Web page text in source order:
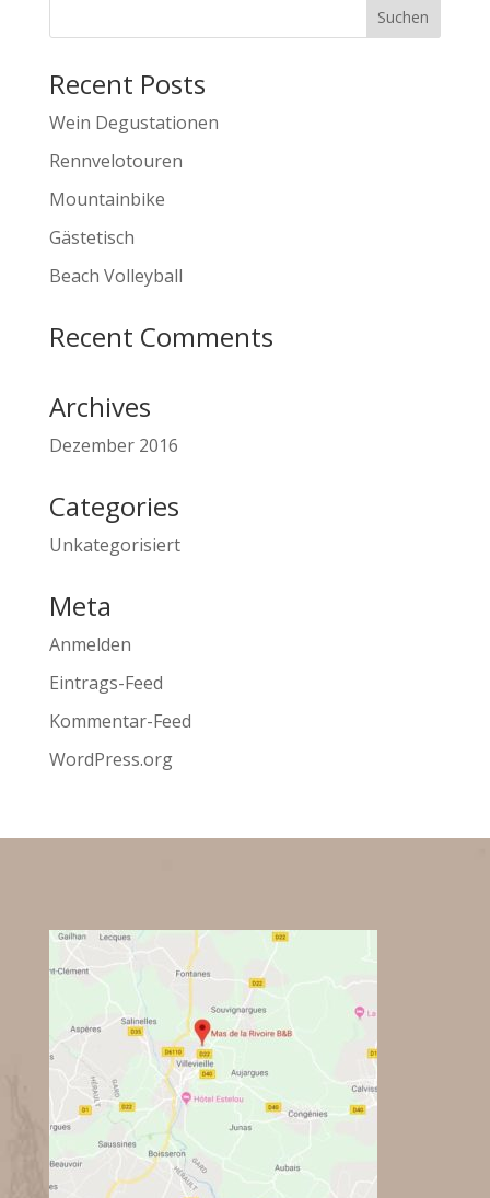
Recent Posts
Wein Degustationen
Rennvelotouren
Mountainbike
Gästetisch
Beach Volleyball
Recent Comments
Archives
Dezember 2016
Categories
Unkategorisiert
Meta
Anmelden
Eintrags-Feed
Kommentar-Feed
WordPress.org